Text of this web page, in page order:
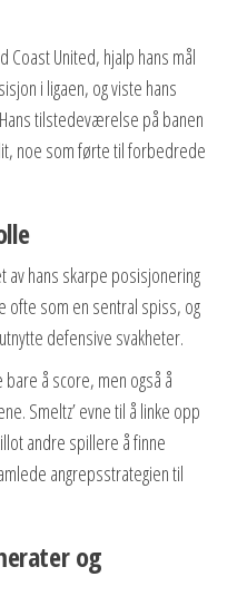
Coast United, hjalp hans mål
i ligaen, og viste hans
tilstedeværelse på banen
noe som førte til forbedrede
av hans skarpe posisjonering
ofte som en sentral spiss, og
defensive svakheter.
å score, men også å
Smeltz’ evne til å linke opp
andre spillere å finne
angrepsstrategien til
og